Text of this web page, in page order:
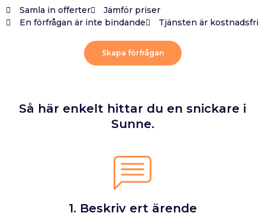
Samla in offerter
Jämför priser
En förfrågan är inte bindande
Tjänsten är kostnadsfri
Skapa förfrågan
Så här enkelt hittar du en snickare i
Sunne.
1. Beskriv ert ärende